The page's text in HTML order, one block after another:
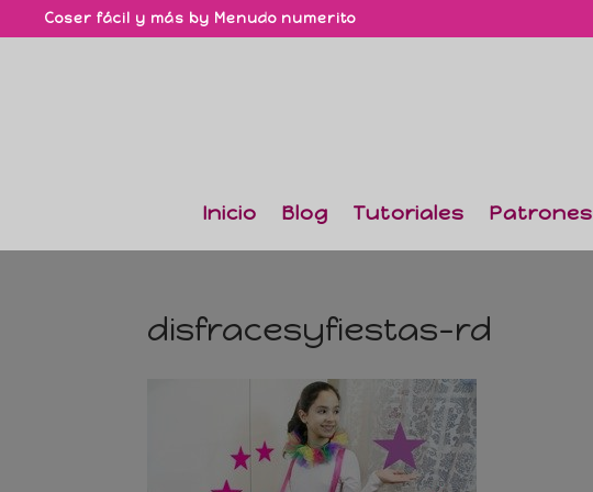
Coser fácil y más by Menudo numerito
Inicio Blog Tutoriales Patrones
disfracesyfiestas-rd